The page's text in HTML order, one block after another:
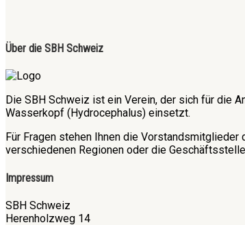
Über die SBH Schweiz
Die SBH Schweiz ist ein Verein, der sich für die
Wasserkopf (Hydrocephalus) einsetzt.
Für Fragen stehen Ihnen die
verschiedenen Regionen oder die
Impressum
SBH Schweiz
Herenholzweg 14